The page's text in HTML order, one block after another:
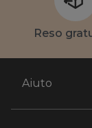
Reso
Aiuto